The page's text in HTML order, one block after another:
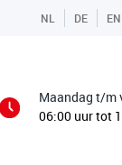
NL DE EN
Maandag t/m
06:00 uur tot